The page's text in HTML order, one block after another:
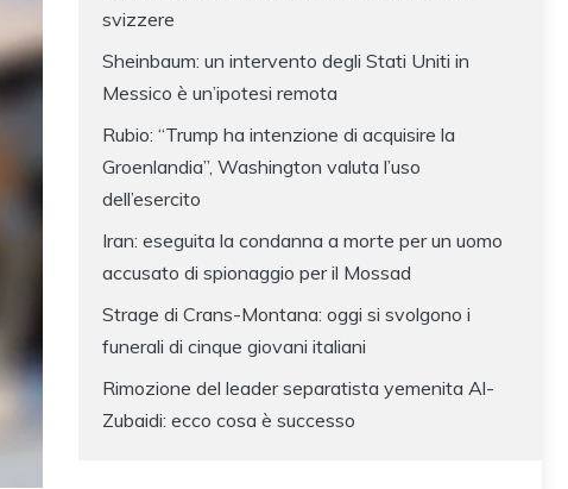
svizzere
Sheinbaum: un intervento degli Stati Uniti in
Messico è un’ipotesi remota
Rubio: “Trump ha intenzione di acquisire la
Groenlandia”, Washington valuta l’uso
dell’esercito
Iran: eseguita la condanna a morte per un uomo
accusato di spionaggio per il Mossad
Strage di Crans-Montana: oggi si svolgono i
funerali di cinque giovani italiani
Rimozione del leader separatista yemenita Al-
Zubaidi: ecco cosa è successo